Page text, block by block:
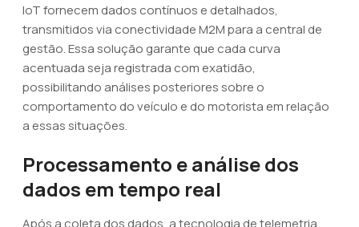
IoT fornecem dados contínuos e detalhados,
transmitidos via conectividade M2M para a central de
gestão. Essa solução garante que cada curva
acentuada seja registrada com exatidão,
possibilitando análises posteriores sobre o
comportamento do veículo e do motorista em relação
a essas situações.
Processamento e análise dos
dados em tempo real
Após a coleta dos dados, a tecnologia de telemetria